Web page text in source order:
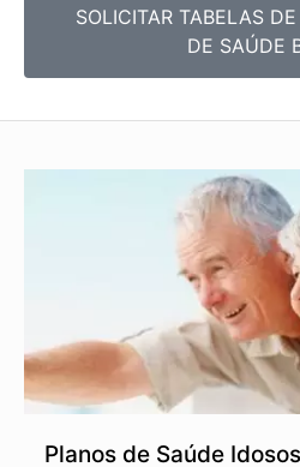
SOLICITAR TABELAS DE
DE SAÚDE
Planos de Saúde